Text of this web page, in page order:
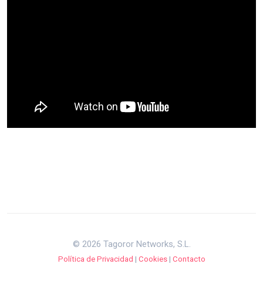
© 2026 Tagoror Networks, S.L.
Política de Privacidad | Cookies| Contacto